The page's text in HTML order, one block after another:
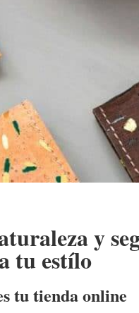
y
tu estílo
tu tienda online